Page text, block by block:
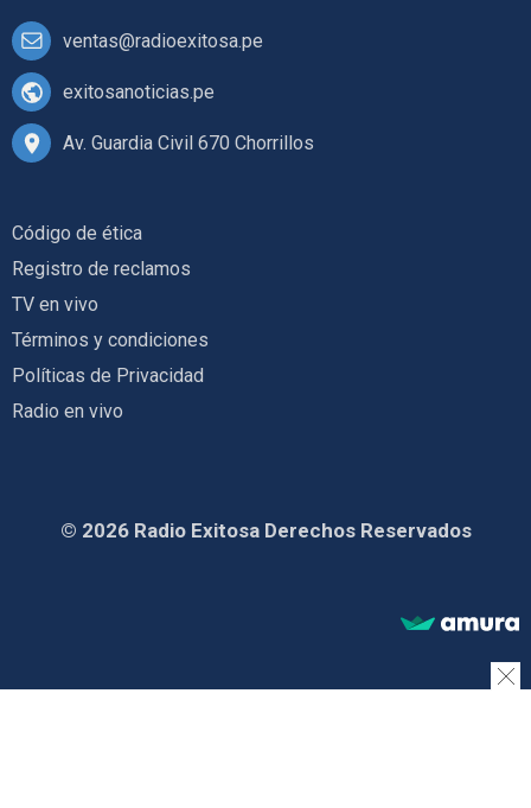
ventas@radioexitosa.pe
exitosanoticias.pe
Av. Guardia Civil 670 Chorrillos
Código de ética
Registro de reclamos
TV en vivo
Términos y condiciones
Políticas de Privacidad
Radio en vivo
© 2026 Radio Exitosa Derechos Reservados